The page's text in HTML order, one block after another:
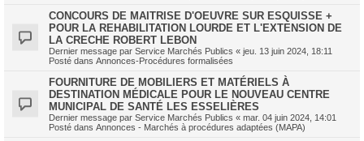
CONCOURS DE MAITRISE D'OEUVRE SUR ESQUISSE +
POUR LA REHABILITATION LOURDE ET L'EXTENSION DE
LA CRECHE ROBERT LEBON
Dernier message par Service Marchés Publics « jeu. 13 juin 2024, 18:11
Posté dans Annonces-Procédures formalisées
FOURNITURE DE MOBILIERS ET MATÉRIELS À
DESTINATION MÉDICALE POUR LE NOUVEAU CENTRE
MUNICIPAL DE SANTÉ LES ESSELIÈRES
Dernier message par Service Marchés Publics « mar. 04 juin 2024, 14:01
Posté dans Annonces - Marchés à procédures adaptées (MAPA)